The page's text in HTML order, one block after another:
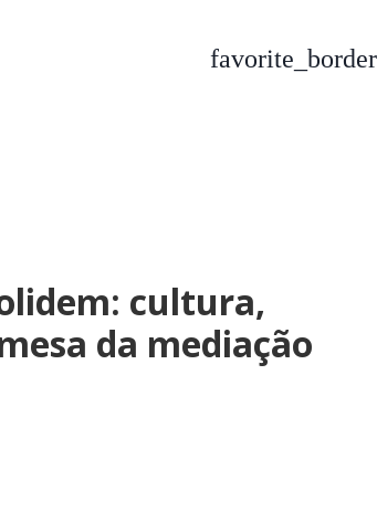
favorite_border
cultura,
da mediação